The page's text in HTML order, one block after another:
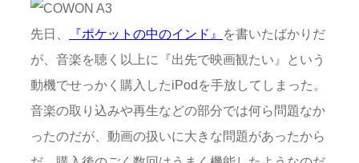
先日、 『ポケットの中のインド』
を書いたばかりだ
が、音楽を聴く以上に『出先で映画観たい』という
動機でせっかく購入したiPodを手放してしまった。
音楽の取り込みや再生などの部分では何ら問題なか
ったのだが、動画の扱いに大きな問題があったから